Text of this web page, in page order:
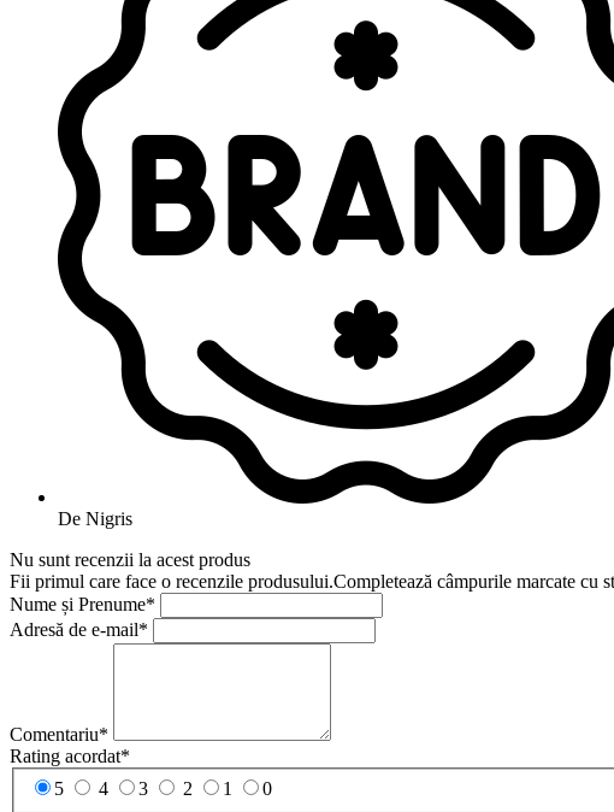
De Nigris
Nu sunt recenzii la acest produs
Fii primul care face o recenzile produsului.Completează câmpurile marcate cu
Nume și Prenume*
Adresă de e-mail*
Comentariu*
Rating acordat*
5
4 3 2 1
0